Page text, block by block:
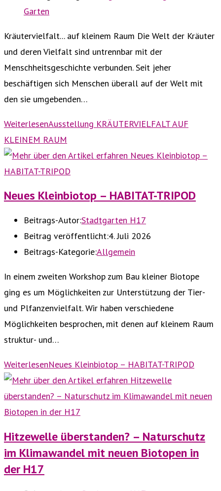
Garten
Kräutervielfalt... auf kleinem Raum Die Welt der Kräuter
und deren Vielfalt sind untrennbar mit der
Menschheitsgeschichte verbunden. Seit jeher
beschäftigen sich Menschen überall auf der Welt mit
den sie umgebenden…
WeiterlesenAusstellung KRÄUTERVIELFALT AUF
KLEINEM RAUM
Neues Kleinbiotop – HABITAT-TRIPOD
Beitrags-Autor:Stadtgarten H17
Beitrag veröffentlicht:4. Juli 2026
Beitrags-Kategorie:Allgemein
In einem zweiten Workshop zum Bau kleiner Biotope
ging es um Möglichkeiten zur Unterstützung der Tier-
und Plfanzenvielfalt. Wir haben verschiedene
Möglichkeiten besprochen, mit denen auf kleinem Raum
struktur- und…
WeiterlesenNeues Kleinbiotop – HABITAT-TRIPOD
Hitzewelle überstanden? – Naturschutz
im Klimawandel mit neuen Biotopen in
der H17